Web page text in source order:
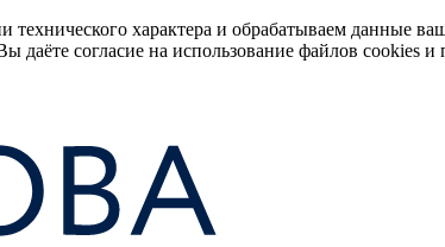
характера и обрабатываем данные
согласие на использование файлов cookies и